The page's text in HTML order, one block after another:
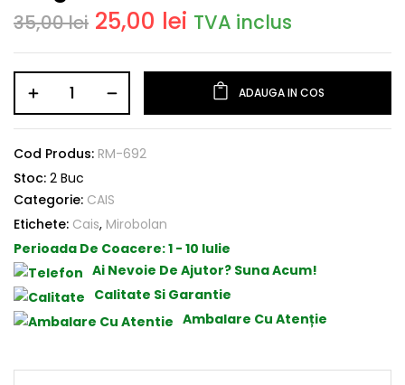
35,00lei 25,00 lei TVA inclus
ADAUGA IN COS
Cod Produs: RM-692
Stoc: 2 Buc
Categorie: CAIS
Etichete: Cais, Mirobolan
Perioada De Coacere:1 - 10 Iulie
Ai Nevoie De Ajutor? Suna Acum!
Calitate Si Garantie
Ambalare Cu Atenție